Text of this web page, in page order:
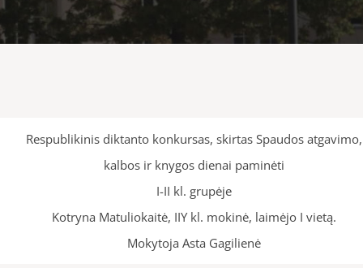
Respublikinis diktanto konkursas, skirtas Spaudos atgavimo,
kalbos ir knygos dienai paminėti
I-II kl. grupėje
Kotryna Matuliokaitė, IIY kl. mokinė, laimėjo I vietą.
Mokytoja Asta Gagilienė